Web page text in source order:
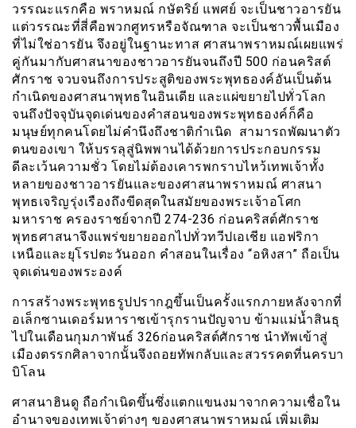
วรรณะแรกคือ พราหมณ์ กษัตริย์ แพศย์ จะเป็นชาวอารยัน
แต่วรรณะที่สี่คือพวกศูทรหรือจัณฑาล จะเป็นชาวพื้นเมือง
ที่ไม่ใช่อารยัน จึงอยู่ในฐานะทาส ศาสนาพราหมณ์เผยแพร่
คู่กันมากับศาสนาของชาวอารยันจนถึงปี 500 ก่อนคริสต์
ศักราช จวบจนถึงการประสูติของพระพุทธองค์อันเป็นต้น
กำเนิดของศาสนาพุทธในอินเดีย และแผ่ขยายไปทั่วโลก
จนถึงปัจจุบันจุดเด่นของคำสอนของพระพุทธองค์ก็คือ
มนุษย์ทุกคนโดยไม่คำนึงถึงชาติกำเนิด สามารถพัฒนาตัว
ตนของเขา ให้บรรลุสู่นิพพานได้ด้วยการประกอบกรรม
ดีละเว้นความชั่ว โดยไม่ต้องเคารพกราบไหว้เทพเจ้าทั้ง
หลายของชาวอารยันและของศาสนาพราหมณ์ ศาสนา
พุทธเจริญรุ่งเรืองถึงขีดสุดในสมัยของพระเจ้าอโศก
มหาราช ครองราชย์จากปี 274-236 ก่อนคริสต์ศักราช
พุทธศาสนาจึงแพร่ขยายออกไปทั่วทวีปเอเชีย แอฟริกา
เหนือและยุโรปตะวันออก คำสอนในเรื่อง “อหิงสา” ถือเป็น
จุดเด่นของพระองค์
การสร้างพระพุทธรูปปรากฎขึ้นเป็นครั้งแรกภายหลังจากที่
อเล็กซานเดอร์มหาราชเข้ารุกรานปัญจาบ ข้ามแม่น้ำสินธุ
ไปในเดือนกุมภาพันธ์ 326ก่อนคริสต์ศักราช นำทัพเข้าสู่
เมืองตรรกศิลาจากนั้นจึงถอยทัพกลับและสวรรคตที่นครบา
บิโลน
ศาสนาฮินดู ถือกำเนิดขึ้นซึ่งแตกแขนงมาจากความเชื่อใน
อำนาจของเทพเจ้าต่างๆ ของศาสนาพราหมณ์ เพิ่มเติม